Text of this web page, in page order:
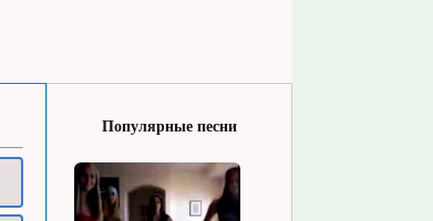
Популярные песни